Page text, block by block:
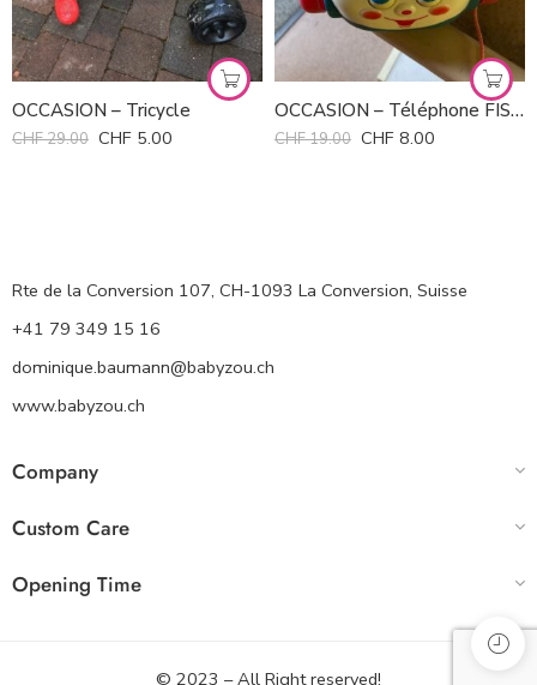
OCCASION – Tricycle
CHF29.00 CHF 5.00
OCCASION – Téléphone FISHER PRICE
CHF19.00 CHF 8.00
Rte de la Conversion 107, CH-1093 La Conversion, Suisse
+41 79 349 15 16
dominique.baumann@babyzou.ch
www.babyzou.ch
Company
Custom Care
Opening Time
© 2023 – All Right reserved!